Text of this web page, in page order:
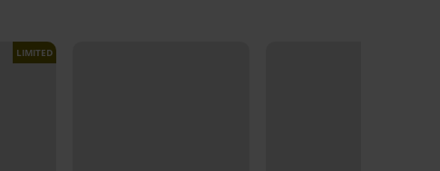
LIMITED